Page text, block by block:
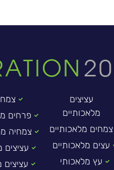
עציצים
מלאכותיים
צמחים מלאכותיים
עצים מלאכותיים
עץ מלאכותי
פרחים
צמחיה
עציצים
עציצים